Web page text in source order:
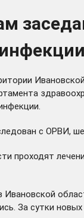
с ОРВИ,
проходят
За сутки